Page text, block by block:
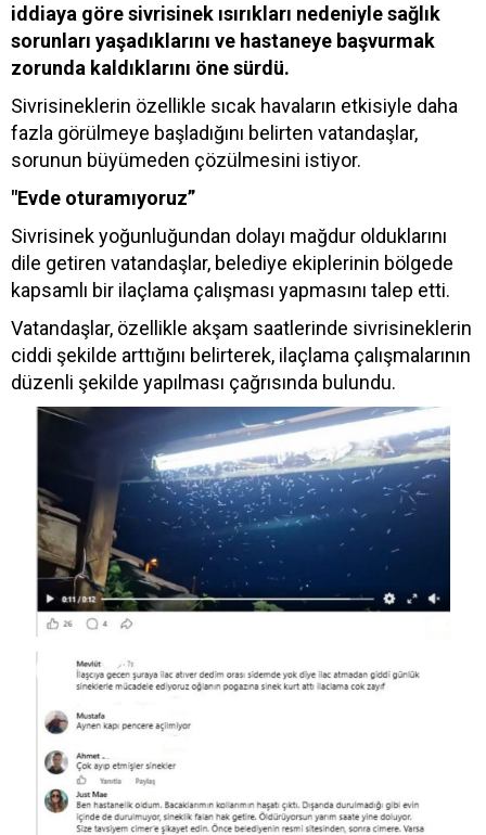
iddiaya göre sivrisinek ısırıkları nedeniyle sağlık
sorunları yaşadıklarını ve hastaneye başvurmak
zorunda kaldıklarını öne sürdü.
Sivrisineklerin özellikle sıcak havaların etkisiyle daha
fazla görülmeye başladığını belirten vatandaşlar,
sorunun büyümeden çözülmesini istiyor.
"Evde oturamıyoruz”
Sivrisinek yoğunluğundan dolayı mağdur olduklarını
dile getiren vatandaşlar, belediye ekiplerinin bölgede
kapsamlı bir ilaçlama çalışması yapmasını talep etti.
Vatandaşlar, özellikle akşam saatlerinde sivrisineklerin
ciddi şekilde arttığını belirterek, ilaçlama çalışmalarının
düzenli şekilde yapılması çağrısında bulundu.